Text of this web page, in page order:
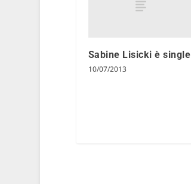
Sabine Lisicki è single
10/07/2013